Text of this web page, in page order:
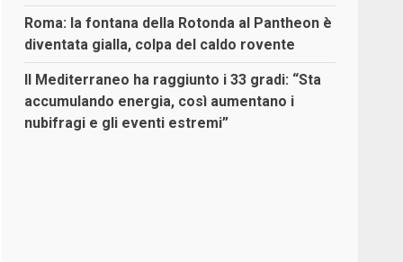
Roma: la fontana della Rotonda al Pantheon è
diventata gialla, colpa del caldo rovente
Il Mediterraneo ha raggiunto i 33 gradi: “Sta
accumulando energia, così aumentano i
nubifragi e gli eventi estremi”